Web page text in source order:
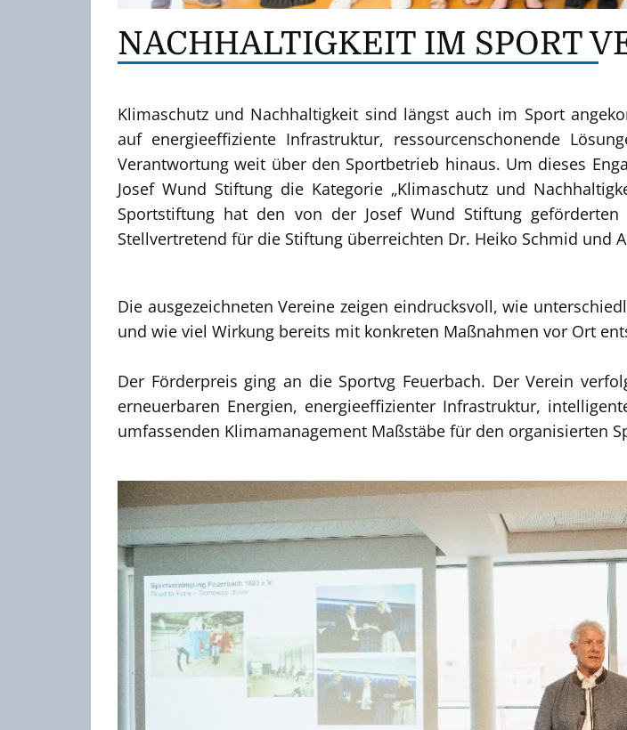
NACHHALTIGKEIT IM SPORT
Klimaschutz und Nachhaltigkeit sind längst auch im Sport
auf energieeffiziente Infrastruktur, ressourcenschonende
Verantwortung weit über den Sportbetrieb hinaus. Um dieses
Josef Wund Stiftung die Kategorie „Klimaschutz und
Sportstiftung hat den von der Josef Wund Stiftung
Stellvertretend für die Stiftung überreichten Dr. Heiko Schmid und
Die ausgezeichneten Vereine zeigen eindrucksvoll, wie
und wie viel Wirkung bereits mit konkreten Maßnahmen vor Ort
Der Förderpreis ging an die Sportvg Feuerbach. Der Verein
erneuerbaren Energien, energieeffizienter Infrastruktur,
umfassenden Klimamanagement Maßstäbe für den organisierten